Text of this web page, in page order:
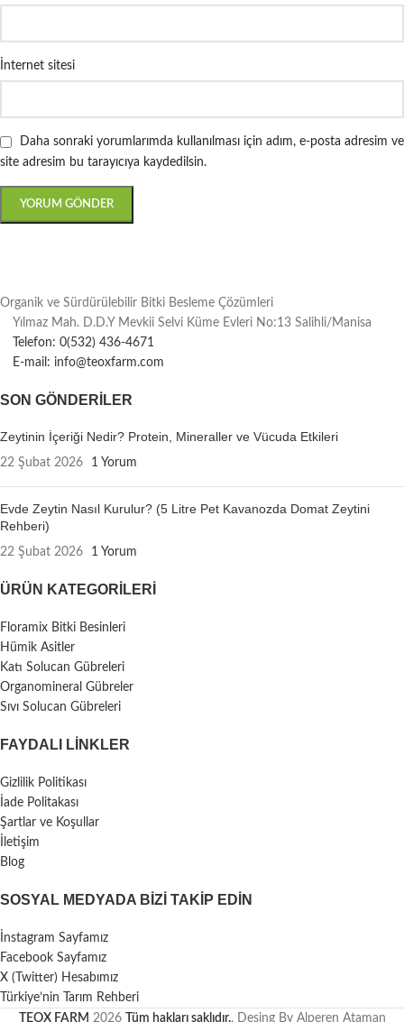
İnternet sitesi
Daha sonraki yorumlarımda kullanılması için adım, e-posta adresim ve
site adresim bu tarayıcıya kaydedilsin.
Organik ve Sürdürülebilir Bitki Besleme Çözümleri
Yılmaz Mah. D.D.Y Mevkii Selvi Küme Evleri No:13 Salihli/Manisa
Telefon: 0(532) 436-4671
E-mail: info@teoxfarm.com
SON GÖNDERILER
Zeytinin İçeriği Nedir? Protein, Mineraller ve Vücuda Etkileri
22 Şubat 2026 1 Yorum
Evde Zeytin Nasıl Kurulur? (5 Litre Pet Kavanozda Domat Zeytini
Rehberi)
22 Şubat 2026 1 Yorum
ÜRÜN KATEGORILERI
Floramix Bitki Besinleri
Hümik Asitler
Katı Solucan Gübreleri
Organomineral Gübreler
Sıvı Solucan Gübreleri
FAYDALI LİNKLER
Gizlilik Politikası
İade Politakası
Şartlar ve Koşullar
İletişim
Blog
SOSYAL MEDYADA BIZI TAKIP EDIN
İnstagram Sayfamız
Facebook Sayfamız
X (Twitter) Hesabımız
Türkiye’nin Tarım Rehberi
TEOX FARM 2026 Tüm hakları saklıdır.. Desing By Alperen Ataman